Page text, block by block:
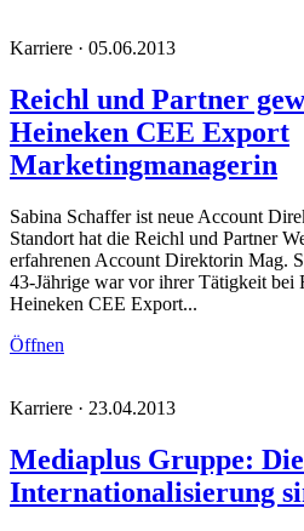
Karriere · 05.06.2013
Reichl und Partner
Heineken CEE Export
Marketingmanagerin
Sabina Schaffer ist neue Account
Standort hat die Reichl und Partner
erfahrenen Account Direktorin Mag.
43-Jährige war vor ihrer Tätigkeit bei
Heineken CEE Export...
Öffnen
Karriere · 23.04.2013
Mediaplus Gruppe:
Internationalisierung